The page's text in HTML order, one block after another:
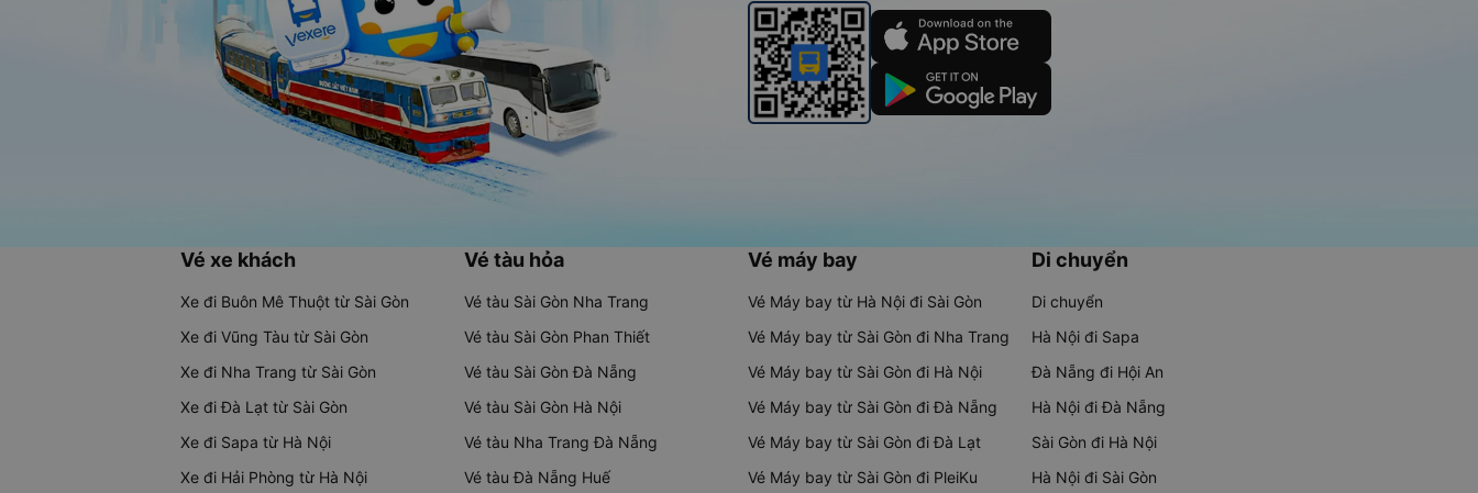
Vé xe khách
Xe đi Buôn Mê Thuột từ Sài Gòn
Xe đi Vũng Tàu từ Sài Gòn
Xe đi Nha Trang từ Sài Gòn
Xe đi Đà Lạt từ Sài Gòn
Xe đi Sapa từ Hà Nội
Xe đi Hải Phòng từ Hà Nội
Vé tàu hỏa
Vé tàu Sài Gòn Nha Trang
Vé tàu Sài Gòn Phan Thiết
Vé tàu Sài Gòn Đà Nẵng
Vé tàu Sài Gòn Hà Nội
Vé tàu Nha Trang Đà Nẵng
Vé tàu Đà Nẵng Huế
Vé máy bay
Vé Máy bay từ Hà Nội đi Sài Gòn
Vé Máy bay từ Sài Gòn đi Nha Trang
Vé Máy bay từ Sài Gòn đi Hà Nội
Vé Máy bay từ Sài Gòn đi Đà Nẵng
Vé Máy bay từ Sài Gòn đi Đà Lạt
Vé Máy bay từ Sài Gòn đi PleiKu
Di chuyển
Di chuyển
Hà Nội đi Sapa
Đà Nẵng đi Hội An
Hà Nội đi Đà Nẵng
Sài Gòn đi Hà Nội
Hà Nội đi Sài Gòn